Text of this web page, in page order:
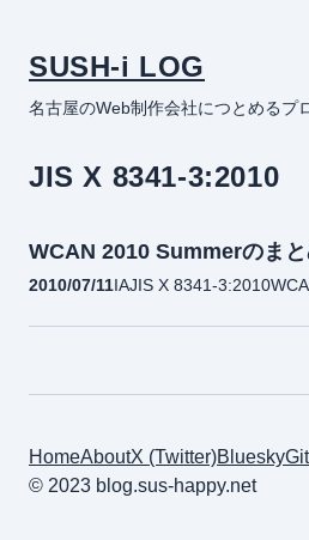
SUSH-i LOG
名古屋のWeb制作会社につとめるプ
JIS X 8341-3:2010
WCAN 2010 Summerのま
2010/07/11IAJIS X 8341-3:2010
HomeAboutX (Twitter)Bluesky
© 2023 blog.sus-happy.net